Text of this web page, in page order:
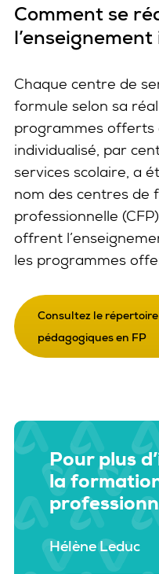
Comment se
Chaque centre de
formule selon sa
programmes offerts
individualisé, par
services scolaire, a
nom des centres de
professionnelle
offrent
les programmes
Consultez le
pédagogiques en FP
Pour plus
la
Hélène Leduc